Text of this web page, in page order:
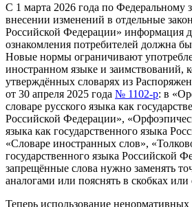
С 1 марта 2026 года по
внесении изменений в отдельные
Российской Федерации» информация
ознакомления потребителей должна
Новые нормы ограничивают
иностранном языке и заимствований,
утверждённых словарях из
от 30 апреля 2025 года № 1102-р: в
словаре русского языка как
Российской Федерации»,
языка как государственного языка
«Словаре иностранных слов»,
государственного языка Российской
запрещённые слова нужно заменять
аналогами или пояснять в скобках или
Теперь использование